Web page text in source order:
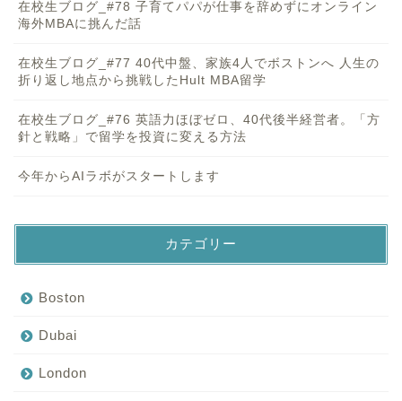
在校生ブログ_#78 子育てパパが仕事を辞めずにオンライン
海外MBAに挑んだ話
在校生ブログ_#77 40代中盤、家族4人でボストンへ 人生の
折り返し地点から挑戦したHult MBA留学
在校生ブログ_#76 英語力ほぼゼロ、40代後半経営者。「方
針と戦略」で留学を投資に変える方法
今年からAIラボがスタートします
カテゴリー
Boston
Dubai
London